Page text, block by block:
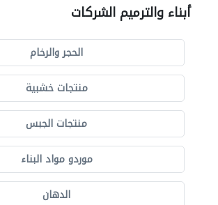
أبناء والترميم الشركات
الحجر والرخام
منتجات خشبية
منتجات الجبس
موردو مواد البناء
الدهان